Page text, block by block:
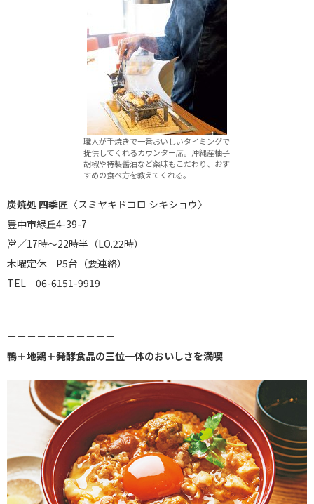
職人が手焼きで一番おいしいタイミングで
提供してくれるカウンター席。沖縄産柚子
胡椒や特製醤油など薬味もこだわり、おす
すめの食べ方を教えてくれる。
炭焼処 四季匠 〈スミヤキドコロ シキショウ〉
豊中市緑丘4-39-7
営／17時～22時半（LO.22時）
木曜定休 P5台（要連絡）
TEL 06-6151-9919
－－－－－－－－－－－－－－－－－－－－－－－－－－－－－－
－－－－－－－－－－－
鴨＋地鶏＋発酵食品の三位一体のおいしさを満喫